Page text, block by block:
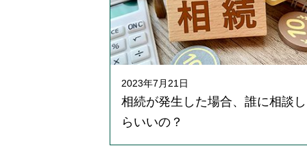
2023年7月21日
相続が発生した場合、誰に相談
らいいの？